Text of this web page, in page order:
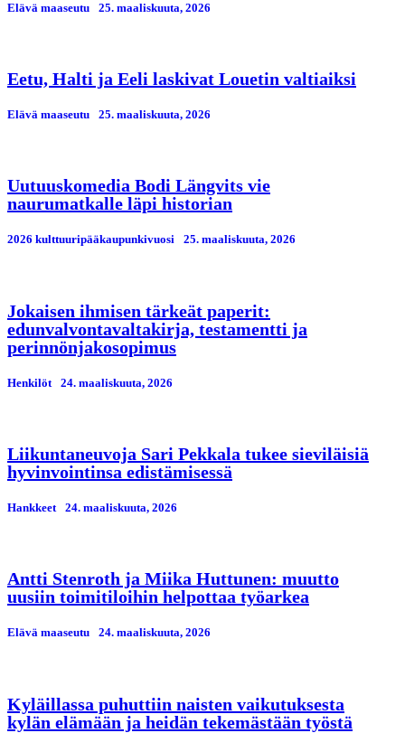
Elävä maaseutu 25. maaliskuuta, 2026
Eetu, Halti ja Eeli laskivat Louetin valtiaiksi
Elävä maaseutu 25. maaliskuuta, 2026
Uutuuskomedia Bodi Längvits vie
naurumatkalle läpi historian
2026 kulttuuripääkaupunkivuosi 25. maaliskuuta, 2026
Jokaisen ihmisen tärkeät paperit:
edunvalvontavaltakirja, testamentti ja
perinnönjakosopimus
Henkilöt 24. maaliskuuta, 2026
Liikuntaneuvoja Sari Pekkala tukee sieviläisiä
hyvinvointinsa edistämisessä
Hankkeet 24. maaliskuuta, 2026
Antti Stenroth ja Miika Huttunen: muutto
uusiin toimitiloihin helpottaa työarkea
Elävä maaseutu 24. maaliskuuta, 2026
Kyläillassa puhuttiin naisten vaikutuksesta
kylän elämään ja heidän tekemästään työstä